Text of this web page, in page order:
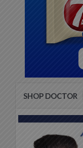
SHOP DOCTOR